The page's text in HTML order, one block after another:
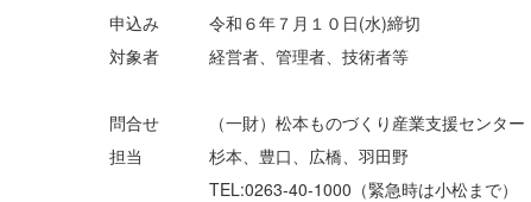
申込み 令和６年７月１０日(水)締切
対象者 経営者、管理者、技術者等
問合せ （一財）松本ものづくり産業支援センター
担当 杉本、豊口、広橋、羽田野
TEL:0263-40-1000（緊急時は小松まで）